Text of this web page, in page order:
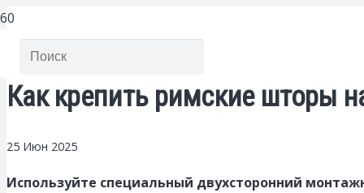
Как крепить римские шторы
25 Июн 2025
Используйте специальный двухсторонний